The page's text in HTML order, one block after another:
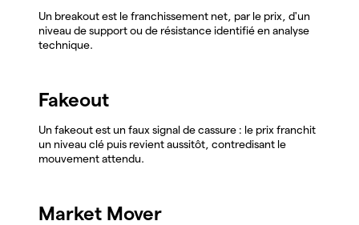
Un breakout est le franchissement net, par le prix, d'un
niveau de support ou de résistance identifié en analyse
technique.
Fakeout
Un fakeout est un faux signal de cassure : le prix franchit
un niveau clé puis revient aussitôt, contredisant le
mouvement attendu.
Market Mover